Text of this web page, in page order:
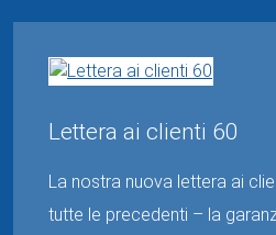
Lettera ai clienti 60
La nostra nuova lettera ai
tutte le precedenti – la